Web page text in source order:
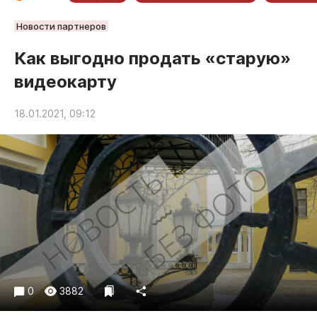
РУБРИКИ
Новости компаний
Статьи
Народные новости
Авто и транспорт
Благоустройство
Криминал
Культура
Недвижимость и ЖКХ
Образование
Общество
Погода
Праздники
Новости партнеров
Как выгодно продать «старую»
видеокарту
18.01.2021, 09:12
0 3882